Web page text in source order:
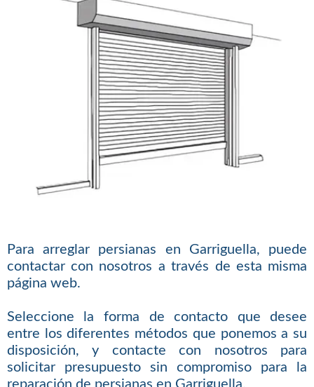
Para arreglar persianas en Garriguella, puede
contactar con nosotros a través de esta misma
página web.
Seleccione la forma de contacto que desee
entre los diferentes métodos que ponemos a su
disposición, y contacte con nosotros para
solicitar presupuesto sin compromiso para la